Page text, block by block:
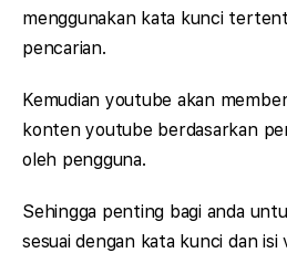
menggunakan kata kunci
pencarian.
Kemudian youtube akan
konten youtube berdasarkan
oleh pengguna.
Sehingga penting bagi anda
sesuai dengan kata kunci dan isi